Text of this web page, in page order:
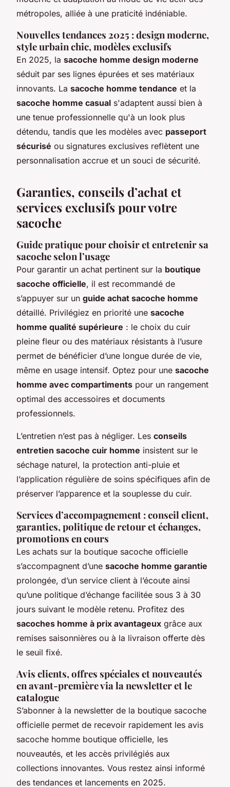
métropoles, alliée à une praticité indéniable.
Nouvelles tendances 2025 : design moderne,
style urbain chic, modèles exclusifs
En 2025, la sacoche homme design moderne
séduit par ses lignes épurées et ses matériaux
innovants. La sacoche homme tendance et la
sacoche homme casual s'adaptent aussi bien à
une tenue professionnelle qu'à un look plus
détendu, tandis que les modèles avec passeport
sécurisé ou signatures exclusives reflètent une
personnalisation accrue et un souci de sécurité.
Garanties, conseils d’achat et
services exclusifs pour votre
sacoche
Guide pratique pour choisir et entretenir sa
sacoche selon l’usage
Pour garantir un achat pertinent sur la boutique
sacoche officielle, il est recommandé de
s’appuyer sur un guide achat sacoche homme
détaillé. Privilégiez en priorité une sacoche
homme qualité supérieure : le choix du cuir
pleine fleur ou des matériaux résistants à l’usure
permet de bénéficier d’une longue durée de vie,
même en usage intensif. Optez pour une sacoche
homme avec compartiments pour un rangement
optimal des accessoires et documents
professionnels.
L’entretien n’est pas à négliger. Les conseils
entretien sacoche cuir homme insistent sur le
séchage naturel, la protection anti-pluie et
l’application régulière de soins spécifiques afin de
préserver l’apparence et la souplesse du cuir.
Services d’accompagnement : conseil client,
garanties, politique de retour et échanges,
promotions en cours
Les achats sur la boutique sacoche officielle
s’accompagnent d’une sacoche homme garantie
prolongée, d’un service client à l’écoute ainsi
qu’une politique d’échange facilitée sous 3 à 30
jours suivant le modèle retenu. Profitez des
sacoches homme à prix avantageux grâce aux
remises saisonnières ou à la livraison offerte dès
le seuil fixé.
Avis clients, offres spéciales et nouveautés
en avant-première via la newsletter et le
catalogue
S’abonner à la newsletter de la boutique sacoche
officielle permet de recevoir rapidement les avis
sacoche homme boutique officielle, les
nouveautés, et les accès privilégiés aux
collections innovantes. Vous restez ainsi informé
des tendances et lancements en 2025.